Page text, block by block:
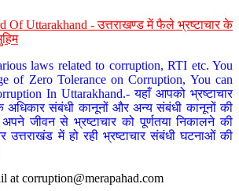
Of Uttarakhand - उत्तराखण्ड में फैले भ्रष्टाचार के
laws related to corruption, RTI etc. You
of Zero Tolerance on Corruption, You can
In Uttarakhand.- यहाँ आपको भ्रष्टाचार
अधिकार संबंधी कानूनों और अन्य संबंधी कानूनों की
जीवन से भ्रष्टाचार को पूर्णतया निकालने की
में हो रही भ्रष्टाचार संबंधी घटनाओं की
at corruption@merapahad.com